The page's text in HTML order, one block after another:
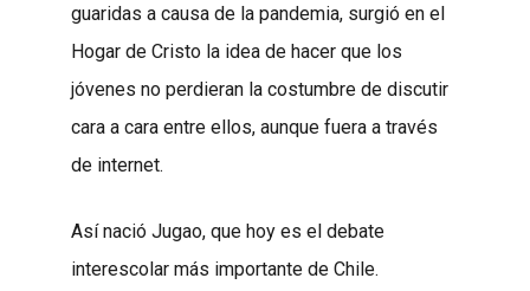
guaridas a causa de la pandemia, surgió en el
Hogar de Cristo la idea de hacer que los
jóvenes no perdieran la costumbre de discutir
cara a cara entre ellos, aunque fuera a través
de internet.
Así nació Jugao, que hoy es el debate
interescolar más importante de Chile.